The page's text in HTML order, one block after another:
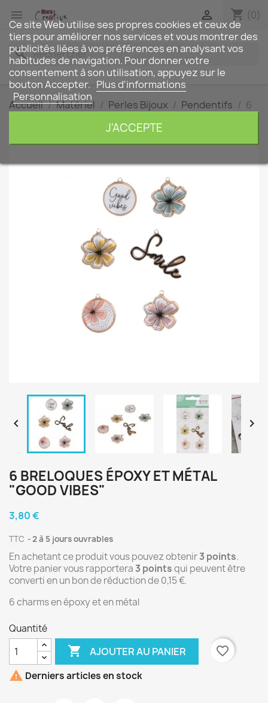
 shopping_cart (0)

search
Accueil Matériel Perles Bijoux Pendentifs
6
 
6 BRELOQUES ÉPOXY ET MÉTAL
"GOOD VIBES"
3,80 €
TTC 2 à 5 jours ouvrables
En achetant ce produit vous pouvez obtenir3 points.
Votre panier vous rapportera 3 pointsqui peuvent être
converti en un bon de réduction de0,15 €.
6 charms en époxy et en métal
Quantité
 AJOUTER AU PANIER
favorite_border
 Derniers articles en stock
Ce site Web utilise ses propres cookies et ceux de
tiers pour améliorer nos services et vous montrer des
publicités liées à vos préférences en analysant vos
habitudes de navigation. Pour donner votre
consentement à son utilisation, appuyez sur le
bouton Accepter. Plus d'informations
Personnalisation
J'ACCEPTE